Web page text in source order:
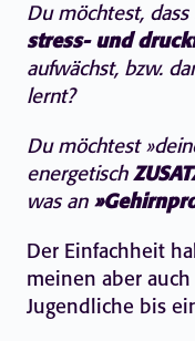
Du möchtest, dass
stress- und
aufwächst, bzw.
lernt?
Du möchtest
energetisch
was an
Der Einfachheit
meinen aber
Jugendliche bis